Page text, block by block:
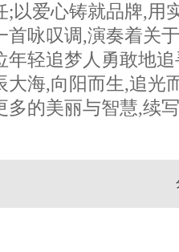
;以爱心铸就品牌,用
首咏叹调,演奏着关
年轻追梦人勇敢地
大海,向阳而生,追光
多的美丽与智慧,续